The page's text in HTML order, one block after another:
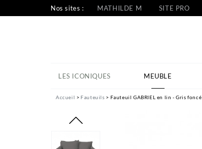
Nos sites : MATHILDE M SITE PRO
LES ICONIQUES MEUBLE
Accueil Fauteuils Fauteuil GABRIEL en lin - Gris foncé